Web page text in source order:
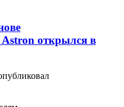
открылся в